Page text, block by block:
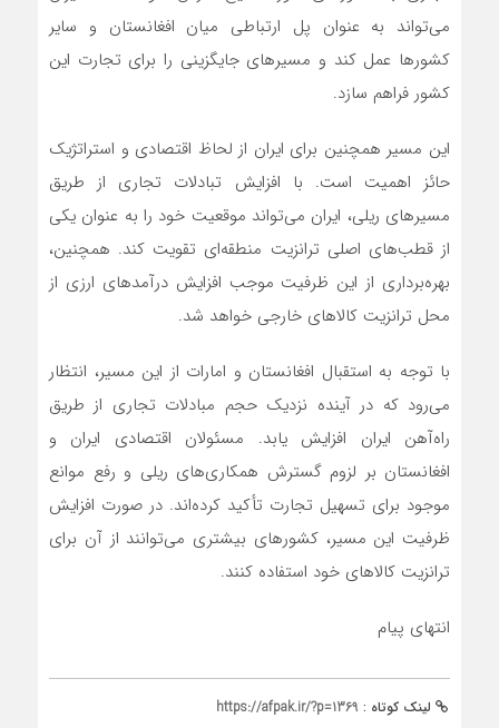
می‌تواند به عنوان پل ارتباطی میان افغانستان و سایر
کشورها عمل کند و مسیرهای جایگزینی را برای تجارت این
کشور فراهم سازد.
این مسیر همچنین برای ایران از لحاظ اقتصادی و استراتژیک
حائز اهمیت است. با افزایش تبادلات تجاری از طریق
مسیرهای ریلی، ایران می‌تواند موقعیت خود را به عنوان یکی
از قطب‌های اصلی ترانزیت منطقه‌ای تقویت کند. همچنین،
بهره‌برداری از این ظرفیت موجب افزایش درآمدهای ارزی از
محل ترانزیت کالاهای خارجی خواهد شد.
با توجه به استقبال افغانستان و امارات از این مسیر، انتظار
می‌رود که در آینده نزدیک حجم مبادلات تجاری از طریق
راه‌آهن ایران افزایش یابد. مسئولان اقتصادی ایران و
افغانستان بر لزوم گسترش همکاری‌های ریلی و رفع موانع
موجود برای تسهیل تجارت تأکید کرده‌اند. در صورت افزایش
ظرفیت این مسیر، کشورهای بیشتری می‌توانند از آن برای
ترانزیت کالاهای خود استفاده کنند.
انتهای پیام
لینک کوتاه : https://afpak.ir/?p=1369